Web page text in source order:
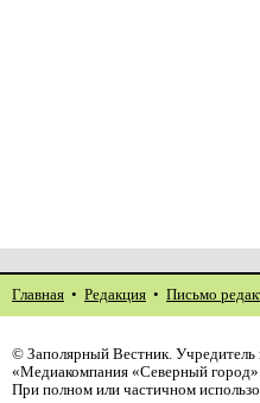
Главная • Редакция • Письмо
© Заполярный Вестник.
«Медиакомпания «Северный
При полном или частичном